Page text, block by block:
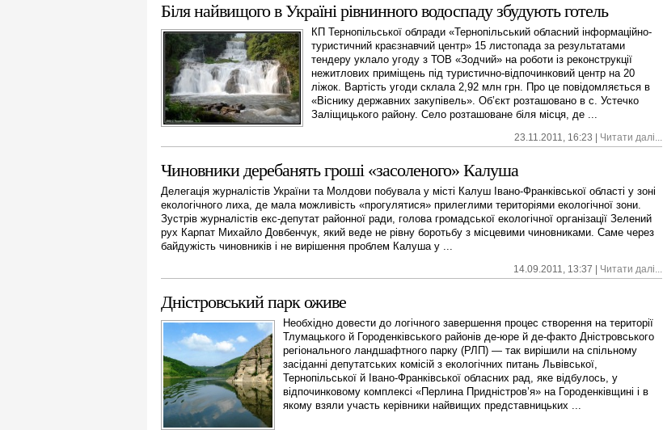
Біля найвищого в Україні рівнинного водоспаду збудують готель
КП Тернопільської облради «Тернопільський обласний інформаційно-
туристичний краєзнавчий центр» 15 листопада за результатами
тендеру уклало угоду з ТОВ «Зодчий» на роботи із реконструкції
нежитлових приміщень під туристично-відпочинковий центр на 20
ліжок. Вартість угоди склала 2,92 млн грн. Про це повідомляється в
«Віснику державних закупівель». Об’єкт розташовано в с. Устечко
Заліщицького району. Село розташоване біля місця, де ...
23.11.2011, 16:23 | Читати далі...
Чиновники деребанять гроші «засоленого» Калуша
Делегація журналістів України та Молдови побувала у місті Калуш Івано-Франківської області у зоні
екологічного лиха, де мала можливість «прогулятися» прилеглими територіями екологічної зони.
Зустрів журналістів екс-депутат районної ради, голова громадської екологічної організації Зелений
рух Карпат Михайло Довбенчук, який веде не рівну боротьбу з місцевими чиновниками. Саме через
байдужість чиновників і не вирішення проблем Калуша у ...
14.09.2011, 13:37 | Читати далі...
Дністровський парк оживе
Необхідно довести до логічного завершення процес створення на території
Тлумацького й Городенківського районів де-юре й де-факто Дністровського
регіонального ландшафтного парку (РЛП) — так вирішили на спільному
засіданні депутатських комісій з екологічних питань Львівської,
Тернопільської й Івано-Франківської обласних рад, яке відбулось, у
відпочинковому комплексі «Перлина Придністров’я» на Городенківщині і в
якому взяли участь керівники найвищих представницьких ...